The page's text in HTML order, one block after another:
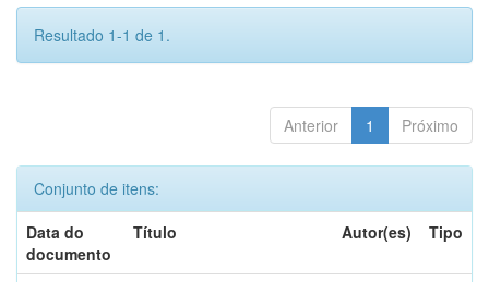
Resultado 1-1 de 1.
Anterior 1 Próximo
Conjunto de itens:
Data do
documento
Título Autor(es) Tipo